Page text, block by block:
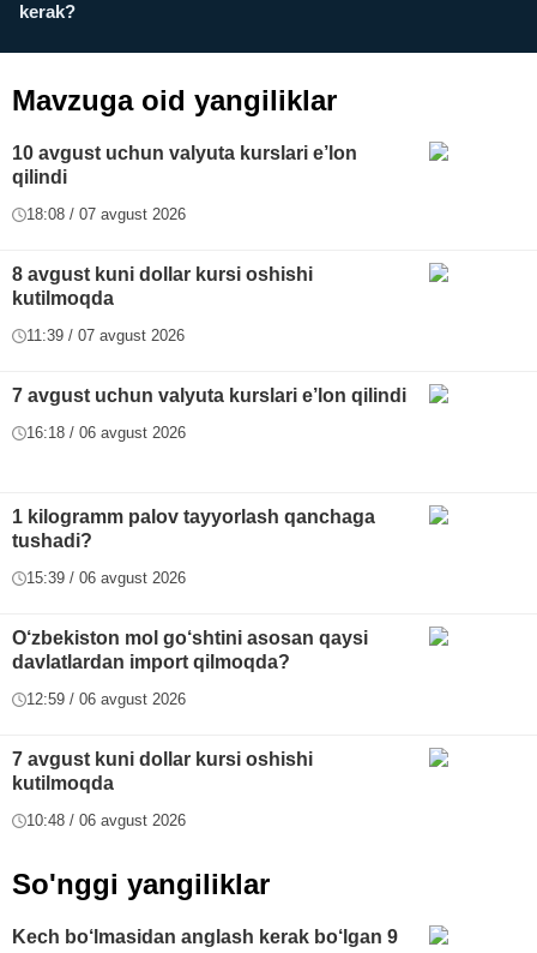
kerak?
Mavzuga oid yangiliklar
10 avgust uchun valyuta kurslari e’lon
qilindi
18:08 / 07 avgust 2026
8 avgust kuni dollar kursi oshishi
kutilmoqda
11:39 / 07 avgust 2026
7 avgust uchun valyuta kurslari e’lon qilindi
16:18 / 06 avgust 2026
1 kilogramm palov tayyorlash qanchaga
tushadi?
15:39 / 06 avgust 2026
O‘zbekiston mol go‘shtini asosan qaysi
davlatlardan import qilmoqda?
12:59 / 06 avgust 2026
7 avgust kuni dollar kursi oshishi
kutilmoqda
10:48 / 06 avgust 2026
So'nggi yangiliklar
Kech bo‘lmasidan anglash kerak bo‘lgan 9